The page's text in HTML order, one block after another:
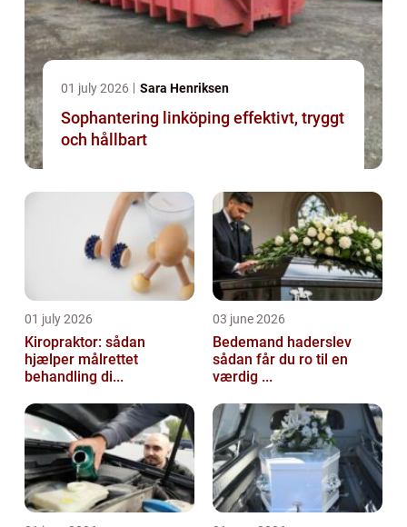
01 july 2026 Sara Henriksen
Sophantering linköping effektivt, tryggt
och hållbart
01 july 2026
Kiropraktor: sådan
hjælper målrettet
behandling di...
03 june 2026
Bedemand haderslev
sådan får du ro til en
værdig ...